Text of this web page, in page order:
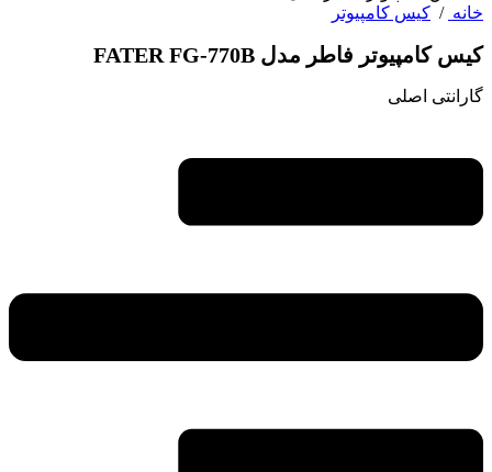
خانه / کیس کامپیوتر
کیس کامپیوتر فاطر مدل FATER FG-770B
گارانتی اصلی